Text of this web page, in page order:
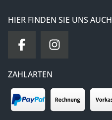
HIER FINDEN SIE UNS AUCH
ZAHLARTEN